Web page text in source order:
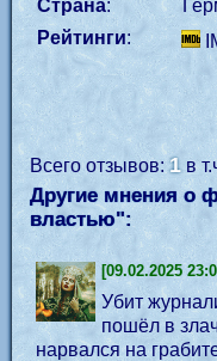
Страна:
Рейтинги:
Всего отзывов:1 в
Другие мнения о
властью":
[09.02.2025
Убит
пошёл в
нарвался на